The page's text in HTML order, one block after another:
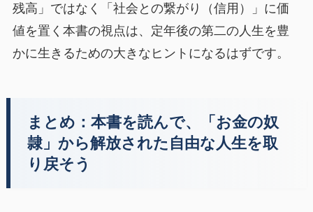
残高」ではなく「社会との繋がり（信用）」に価
値を置く本書の視点は、定年後の第二の人生を豊
かに生きるための大きなヒントになるはずです。
まとめ：本書を読んで、「お金の奴
隷」から解放された自由な人生を取
り戻そう